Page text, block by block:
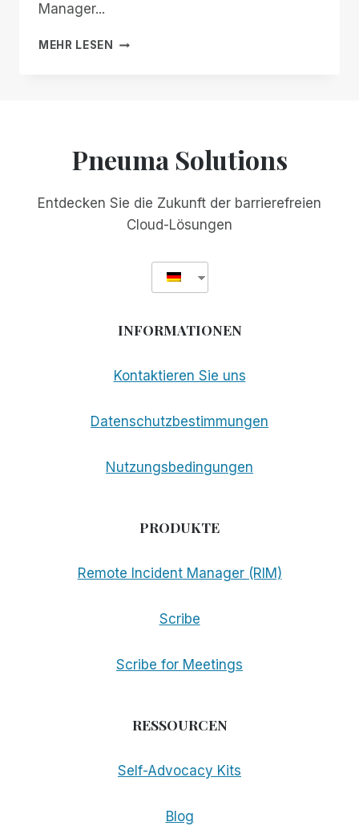
Manager...
MEHR LESEN
GASTREZENSION
3.0
Pneuma Solutions
Entdecken Sie die Zukunft der barrierefreien
Cloud-Lösungen
INFORMATIONEN
Kontaktieren Sie uns
Datenschutzbestimmungen
Nutzungsbedingungen
PRODUKTE
Remote Incident Manager (RIM)
Scribe
Scribe for Meetings
RESSOURCEN
Self-Advocacy Kits
Blog